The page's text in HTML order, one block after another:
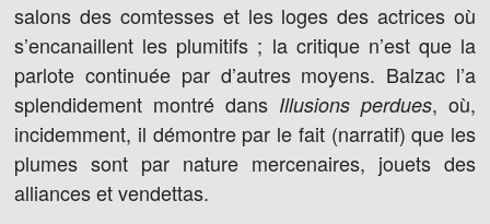
salons des comtesses et les loges des actrices où
s’encanaillent les plumitifs ; la critique n’est que la
parlote continuée par d’autres moyens. Balzac l’a
splendidement montré dans Illusions perdues, où,
incidemment, il démontre par le fait (narratif) que les
plumes sont par nature mercenaires, jouets des
alliances et vendettas.